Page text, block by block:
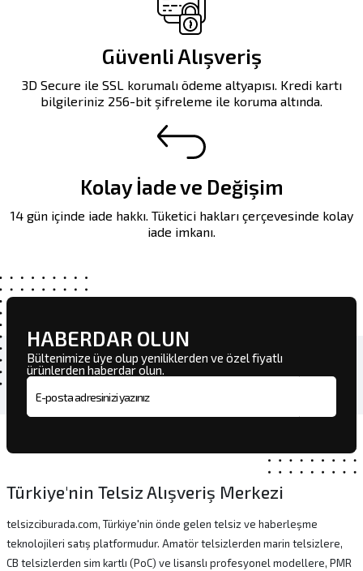
Güvenli Alışveriş
3D Secure ile SSL korumalı ödeme altyapısı. Kredi kartı
bilgileriniz 256-bit şifreleme ile koruma altında.
Kolay İade ve Değişim
14 gün içinde iade hakkı. Tüketici hakları çerçevesinde kolay
iade imkanı.
HABERDAR OLUN
Bültenimize üye olup yeniliklerden ve özel fiyatlı
ürünlerden haberdar olun.
E-posta adresi
Türkiye'nin Telsiz Alışveriş Merkezi
telsizciburada.com, Türkiye'nin önde gelen telsiz ve haberleşme
teknolojileri satış platformudur. Amatör telsizlerden marin telsizlere,
CB telsizlerden sim kartlı (PoC) ve lisanslı profesyonel modellere, PMR